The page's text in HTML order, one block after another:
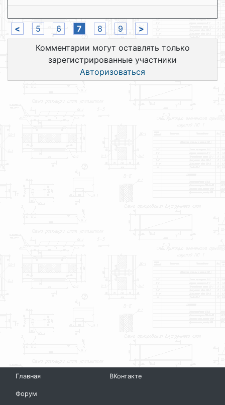
< 5 6 7 8 9
>
Комментарии могут оставлять только
зарегистрированные участники
Авторизоваться
Главная
Форум
ВКонтакте